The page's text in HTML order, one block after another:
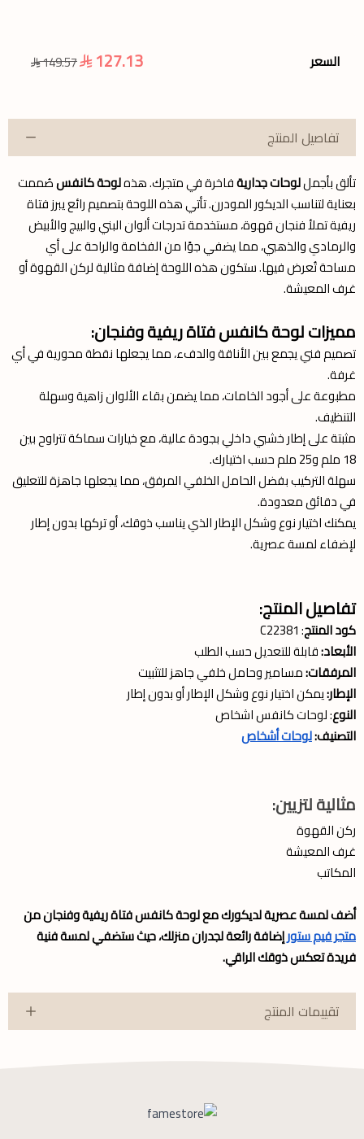
السعر 127.13
149.57
تفاصيل المنتج
تألق بأجمللوحات جداريةفاخرة في متجرك. هذهلوحة كانفسصُممت
بعناية لتناسب الديكور المودرن. تأتي هذه اللوحة بتصميم رائع يبرز فتاة
ريفية تملأ فنجان قهوة، مستخدمة تدرجات ألوان البني والبيج والأبيض
والرمادي والذهبي، مما يضفي جوًا من الفخامة والراحة على أي
مساحة تُعرض فيها. ستكون هذه اللوحة إضافة مثالية لركن القهوة أو
غرف المعيشة.
مميزات لوحة كانفس فتاة ريفية وفنجان:
تصميم فني يجمع بين الأناقة والدفء، مما يجعلها نقطة محورية في أي
غرفة.
مطبوعة على أجود الخامات، مما يضمن بقاء الألوان زاهية وسهلة
التنظيف.
مثبتة على إطار خشبي داخلي بجودة عالية، مع خيارات سماكة تتراوح بين
18 ملم و25 ملم حسب اختيارك.
سهلة التركيب بفضل الحامل الخلفي المرفق، مما يجعلها جاهزة للتعليق
في دقائق معدودة.
يمكنك اختيار نوع وشكل الإطار الذي يناسب ذوقك، أو تركها بدون إطار
لإضفاء لمسة عصرية.
تفاصيل المنتج:
كود المنتج: C22381
الأبعاد:قابلة للتعديل حسب الطلب
المرفقات:مسامير وحامل خلفي جاهز للتثبيت
الإطار:يمكن اختيار نوع وشكل الإطار أو بدون إطار
النوع: لوحات كانفس اشخاص
التصنيف:لوحات أشخاص
مثالية لتزيين:
ركن القهوة
غرف المعيشة
المكاتب
أضف لمسة عصرية لديكورك مع لوحة كانفس فتاة ريفية وفنجان من
متجر فيم ستورإضافة رائعة لجدران منزلك، حيث ستضفي لمسة فنية
فريدة تعكس ذوقك الراقي.
تقييمات المنتج